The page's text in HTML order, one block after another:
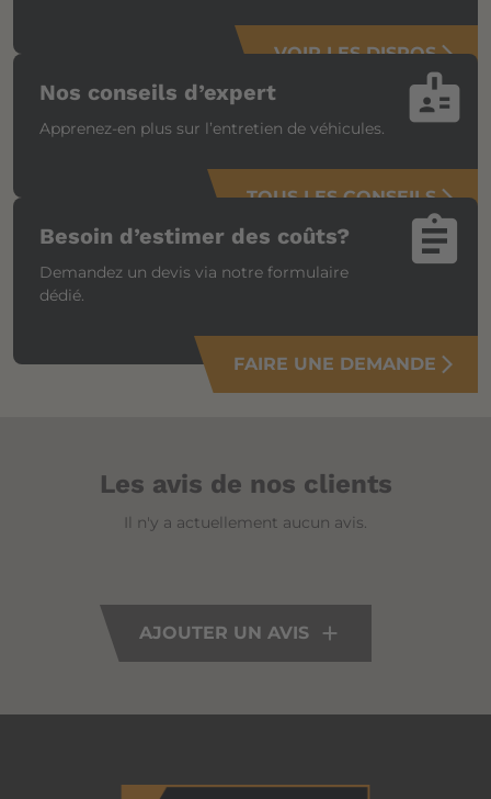
VOIR LES DISPOSarrow_forward_ios
badge
Nos conseils d’expert
Apprenez-en plus sur l’entretien de véhicules.
TOUS LES CONSEILSarrow_forward_ios
assignment
Besoin d’estimer des coûts?
Demandez un devis via notre formulaire
dédié.
FAIRE UNE DEMANDE arrow_forward_ios
Les avis de nos clients
Il n'y a actuellement aucun avis.
AJOUTER UN AVIS